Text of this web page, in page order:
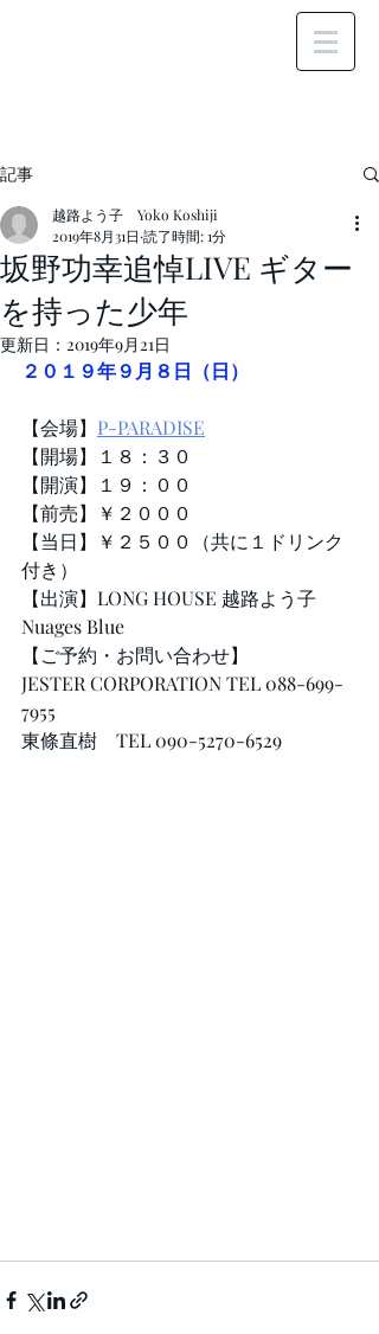
記事
坂野功幸追悼LIVE ギター
を持った少年
越路よう子 Yoko Koshiji
2019年8月31日 読了時間: 1分
更新日： 2019年9月21日
２０１９年９月８日（日）
【会場】 P-PARADISE
【開場】１８：３０
【開演】１９：００
【前売】￥２０００
【当日】￥２５００（共に１ドリンク
付き）
【出演】LONG HOUSE 越路よう子
Nuages Blue
【ご予約・お問い合わせ】
JESTER CORPORATION TEL 088-699-
7955
東條直樹　TEL 090-5270-6529